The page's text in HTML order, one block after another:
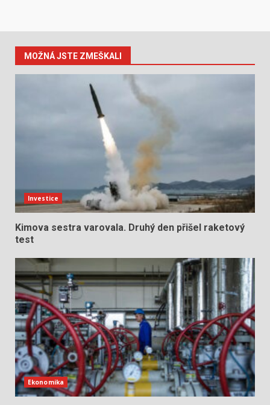
MOŽNÁ JSTE ZMEŠKALI
Investice
Kimova sestra varovala. Druhý den přišel raketový
test
Ekonomika